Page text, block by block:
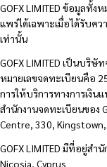
GOFX LIMITED ข้อมูลทั้
แพร่ได้เฉพาะเมื่อได้รับคว
เท่านั้น
GOFX LIMITED เป็นบริ
หมายเลขจดทะเบียนคือ
การให้บริการทางการเงิน
สำนักงานจดทะเบียนของ
Centre, 330,
GOFX LIMITED มีที่อยู่ส
Nicosia, Cyprus